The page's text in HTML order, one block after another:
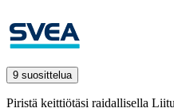
9 suosittelua
Piristä keittiötäsi raidallisella